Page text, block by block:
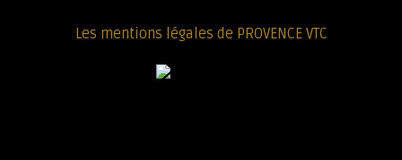
Les mentions légales de PROVENCE VTC